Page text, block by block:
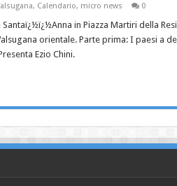
, Calendario, micro news 0
in Piazza Martiri della
orientale. Parte prima: I paesi a
Ezio Chini.